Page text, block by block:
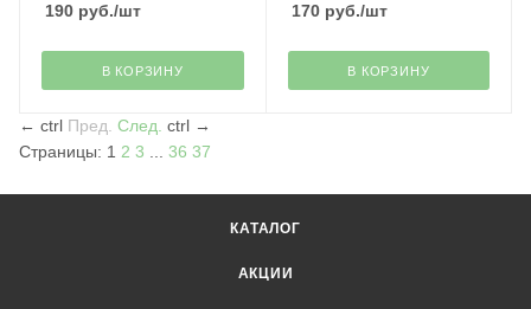
190 руб./шт
В КОРЗИНУ
170руб./шт
В КОРЗИНУ
← ctrl Пред. След. ctrl →
Страницы: 1 2 3 36 37
КАТАЛОГ
АКЦИИ